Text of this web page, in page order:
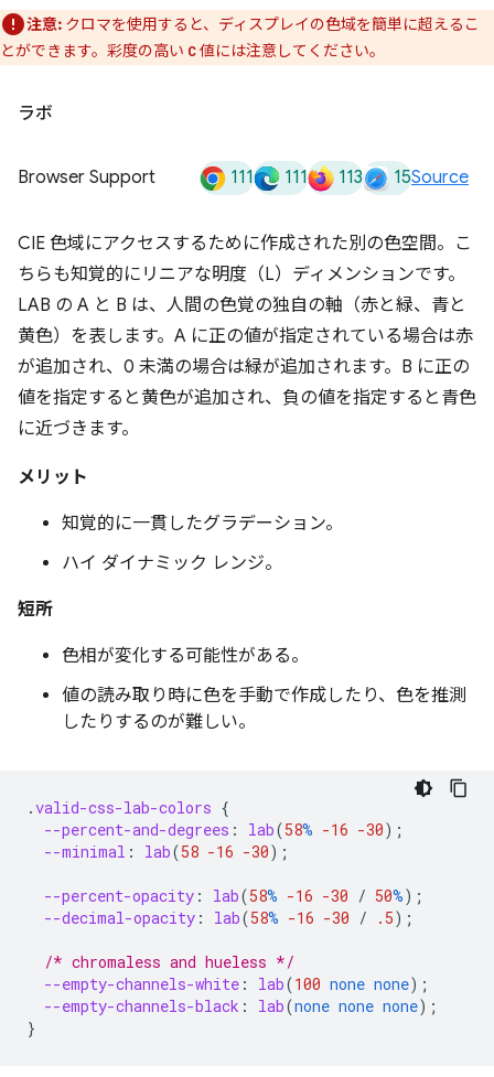
注意: クロマを使用すると、ディスプレイの色域を簡単に超えるこ
とができます。彩度の高い C値には注意してください。
ラボ
Browser Support 111 111 113 15Source
CIE 色域にアクセスするために作成された別の色空間。こ
ちらも知覚的にリニアな明度（L）ディメンションです。
LAB の A と B は、人間の色覚の独自の軸（赤と緑、青と
黄色）を表します。A に正の値が指定されている場合は赤
が追加され、0 未満の場合は緑が追加されます。B に正の
値を指定すると黄色が追加され、負の値を指定すると青色
に近づきます。
メリット
知覚的に一貫したグラデーション。
ハイ ダイナミック レンジ。
短所
色相が変化する可能性がある。
値の読み取り時に色を手動で作成したり、色を推測
したりするのが難しい。
.valid-css-lab-colors {
--percent-and-degrees : lab(58% -16 -30);
--minimal : lab(58 -16 -30);
--percent-opacity : lab(58% -16 -30 / 50%);
--decimal-opacity : lab(58% -16 -30 / .5);
/* chromaless and hueless */
--empty-channels-white : lab(100 none none);
--empty-channels-black : lab(none none none);
}